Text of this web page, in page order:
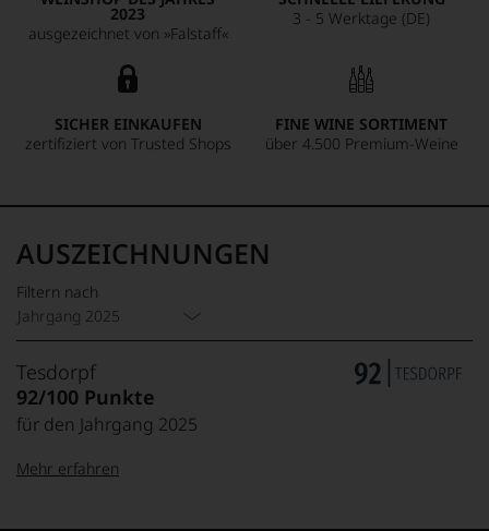
2023
ausgezeichnet von »Falstaff«
3 - 5 Werktage (DE)
SICHER EINKAUFEN
zertifiziert von Trusted Shops
FINE WINE SORTIMENT
über 4.500 Premium-Weine
AUSZEICHNUNGEN
Filtern nach
Jahrgang 2025
Tesdorpf
92/100 Punkte
für den Jahrgang 2025
Mehr erfahren